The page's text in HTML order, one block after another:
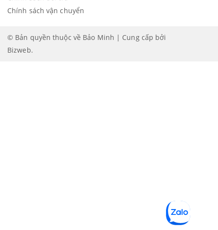
Chính sách vận chuyển
© Bản quyền thuộc về Bảo Minh | Cung cấp bởi
Bizweb.